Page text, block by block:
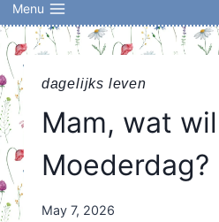
Menu
dagelijks leven
Mam, wat
Moederdag?
By
May 7, 2026